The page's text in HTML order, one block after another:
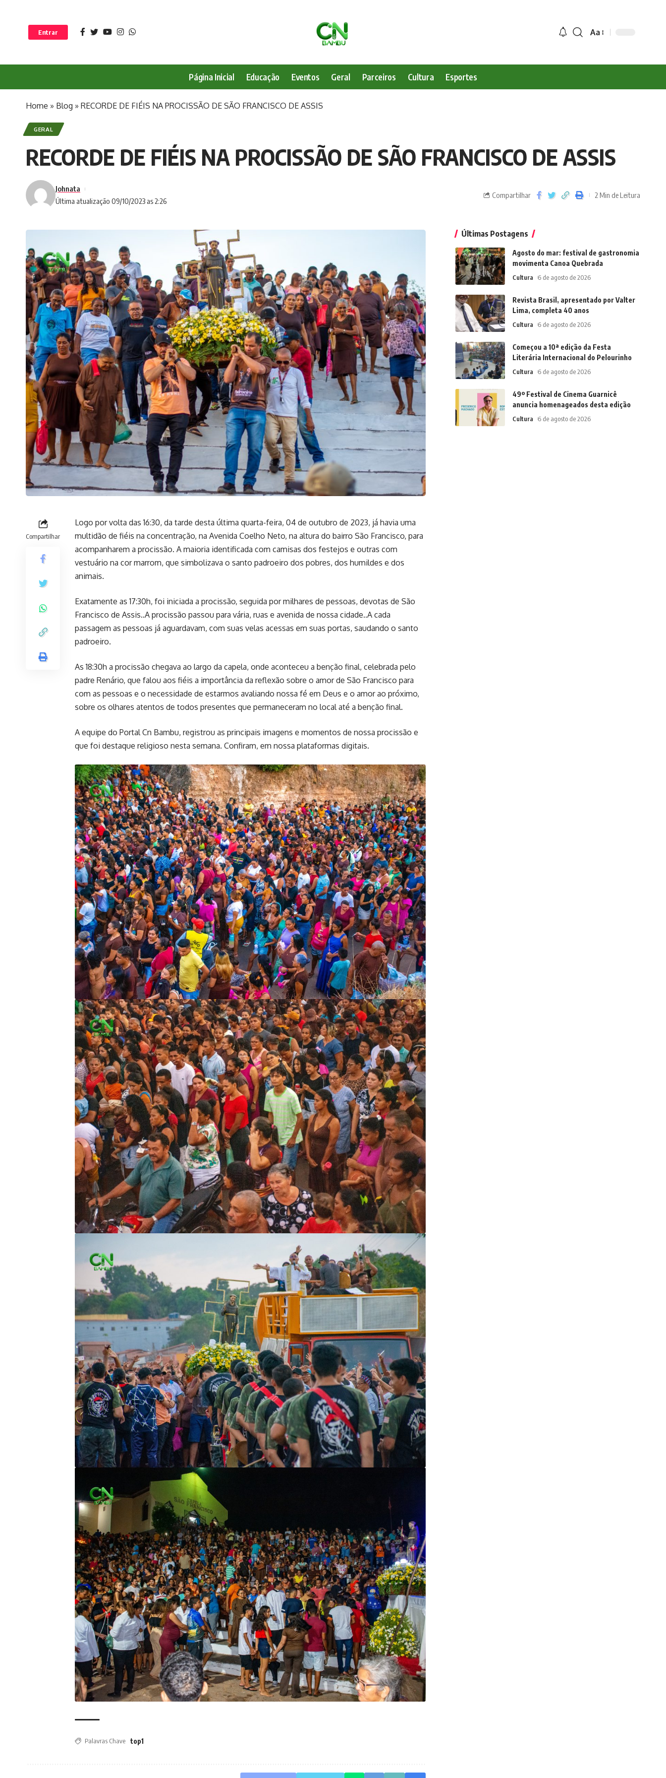
Entrar Aa
Página Inicial Educação Eventos Geral Parceiros Cultura Esportes
Home » Blog » RECORDE DE FIÉIS NA PROCISSÃO DE SÃO FRANCISCO DE ASSIS
GERAL
RECORDE DE FIÉIS NA PROCISSÃO DE SÃO FRANCISCO DE ASSIS
Última atualização 09/10/2023 as 2:26
Johnata
Compartilhar 2 Min de Leitura
Compartilhar
Logo por volta das 16:30, da tarde desta última quarta-feira, 04 de outubro de 2023, já havia uma
multidão de fiéis na concentração, na Avenida Coelho Neto, na altura do bairro São Francisco, para
acompanharem a procissão. A maioria identificada com camisas dos festejos e outras com
vestuário na cor marrom, que simbolizava o santo padroeiro dos pobres, dos humildes e dos
animais.
Exatamente as 17:30h, foi iniciada a procissão, seguida por milhares de pessoas, devotas de São
Francisco de Assis..A procissão passou para vária, ruas e avenida de nossa cidade..A cada
passagem as pessoas já aguardavam, com suas velas acessas em suas portas, saudando o santo
padroeiro.
As 18:30h a procissão chegava ao largo da capela, onde aconteceu a benção final, celebrada pelo
padre Renário, que falou aos fiéis a importância da reflexão sobre o amor de São Francisco para
com as pessoas e o necessidade de estarmos avaliando nossa fé em Deus e o amor ao próximo,
sobre os olhares atentos de todos presentes que permaneceram no local até a benção final.
A equipe do Portal Cn Bambu, registrou as principais imagens e momentos de nossa procissão e
que foi destaque religioso nesta semana. Confiram, em nossa plataformas digitais.
Palavras Chave top1
Últimas Postagens
Agosto do mar: festival de gastronomia
movimenta Canoa Quebrada
Cultura 6 de agosto de 2026
Revista Brasil, apresentado por Valter
Lima, completa 40 anos
Cultura 6 de agosto de 2026
Começou a 10ª edição da Festa
Literária Internacional do Pelourinho
Cultura 6 de agosto de 2026
49º Festival de Cinema Guarnicê
anuncia homenageados desta edição
Cultura 6 de agosto de 2026